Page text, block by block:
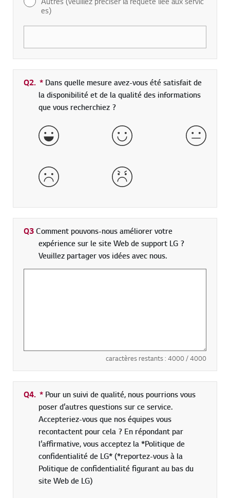
Autres (veuillez préciser la requête liée aux servic
es)
Q2. champs obligatoires
Dans quelle mesure avez-vous été satisfait de
la disponibilité et de la qualité des informations
que vous recherchiez ?
Très satisfait Satisfait Ni
Insatisfait Très insatisfait
Q3 Comment pouvons-nous améliorer votre
expérience sur le site Web de support LG ?
Veuillez partager vos idées avec nous.
caractères restants : 4000 / 4000
Q4. champs obligatoires
Pour un suivi de qualité, nous pourrions vous
poser d’autres questions sur ce service.
Accepteriez-vous que nos équipes vous
recontactent pour cela ? En répondant par
l’affirmative, vous acceptez la *Politique de
confidentialité de LG* (*reportez-vous à la
Politique de confidentialité figurant au bas du
site Web de LG)